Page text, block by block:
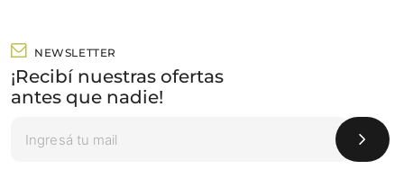
NEWSLETTER
¡Recibí nuestras ofertas
antes que nadie!